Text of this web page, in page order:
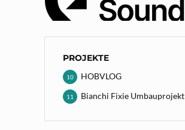
PROJEKTE
HOBVLOG
10
Bianchi Fixie Umbauprojekt
11